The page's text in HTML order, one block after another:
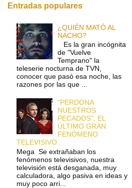
Entradas populares
¿QUIÉN MATÓ AL
NACHO?
Es la gran incógnita
de "Vuelve
Temprano" la
teleserie nocturna de TVN,
conocer que pasó esa noche, las
razones por las que ...
"PERDONA
NUESTROS
PECADOS", EL
ÚLTIMO GRAN
FENÓMENO
TELEVISIVO
Mega Se extrañaban los
fenómenos televisivos, nuestra
televisión está desganada, muy
calculadora, algo pasiva en ideas y
muy poco arri...